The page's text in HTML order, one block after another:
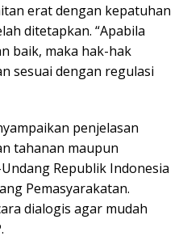
erat dengan kepatuhan
ditetapkan. “Apabila
baik, maka hak-hak
sesuai dengan regulasi
penjelasan
tahanan maupun
Republik Indonesia
Pemasyarakatan.
dialogis agar mudah